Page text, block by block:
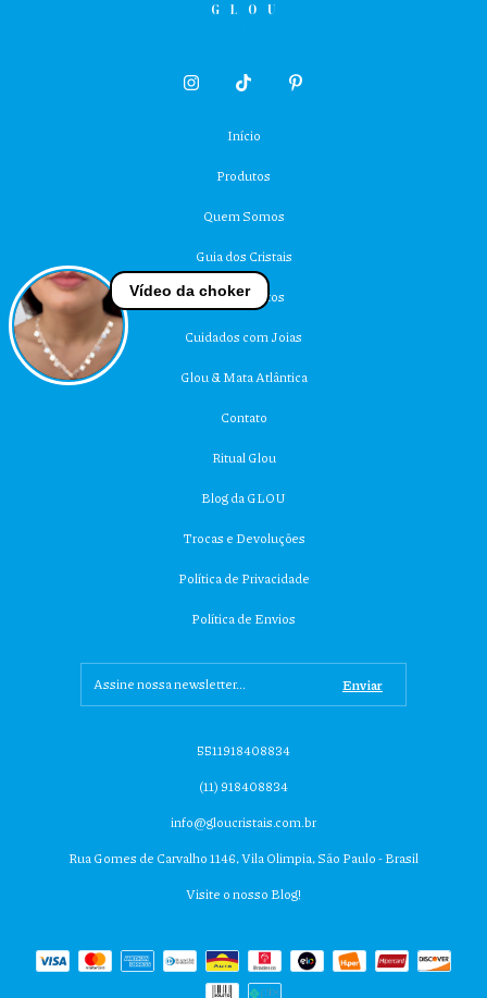
Início
Produtos
Quem Somos
Guia dos Cristais
Depoimentos
Cuidados com Joias
Glou & Mata Atlântica
Contato
Ritual Glou
Blog da GLOU
Trocas e Devoluções
Política de Privacidade
Política de Envios
5511918408834
(11) 918408834
info@gloucristais.com.br
Rua Gomes de Carvalho 1146, Vila Olimpia, São Paulo - Brasil
Visite o nosso Blog!
Vídeo da choker